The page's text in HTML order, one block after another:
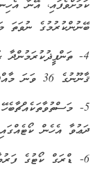
ކަމަށްވެފައި، އޭނާ
ބޭނުންކުރުމުގެ ނުވަތަ
4-
ޤާނޫނުގެ 36 ވަނަ މާއްދާގައި ބަޔާންކުރާ ކުށެއް ކަމުގައިނުވުން.
ދަޢުވާ އެހެން
6- ޑްރަގް ކޯޓުގެ